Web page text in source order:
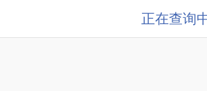
正在查询